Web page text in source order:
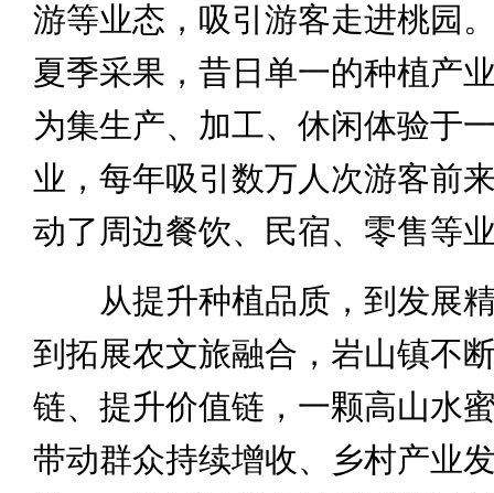
游等业态，吸引游客走进桃园
夏季采果，昔日单一的种植产
为集生产、加工、休闲体验于
业，每年吸引数万人次游客前
动了周边餐饮、民宿、零售等
从提升种植品质，到发展精
到拓展农文旅融合，岩山镇不
链、提升价值链，一颗高山水
带动群众持续增收、乡村产业